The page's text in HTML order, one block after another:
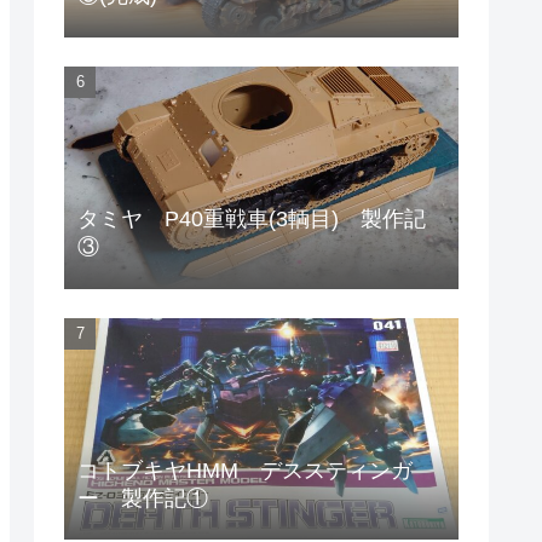
タミヤ P40重戦車(3輌目) 製作記
③
コトブキヤHMM デススティンガ
ー 製作記①